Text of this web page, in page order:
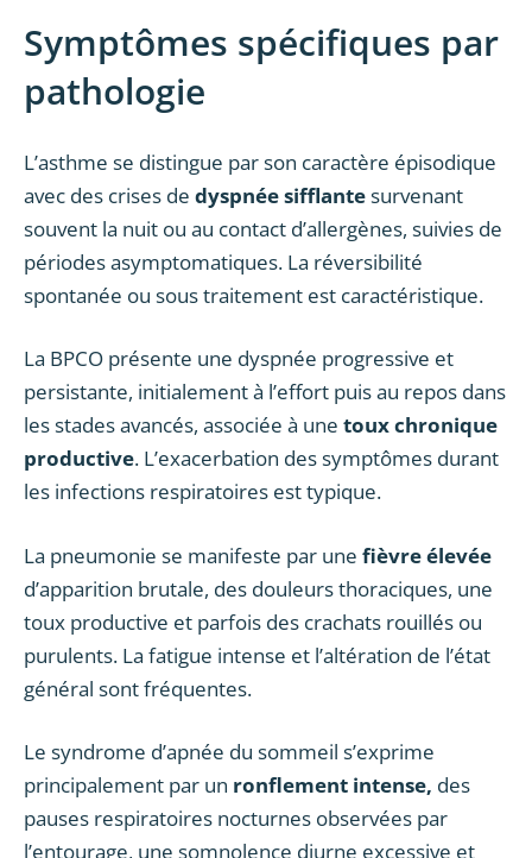
Symptômes spécifiques par
pathologie
L’asthme se distingue par son caractère épisodique
avec des crises de dyspnée sifflantesurvenant
souvent la nuit ou au contact d’allergènes, suivies de
périodes asymptomatiques. La réversibilité
spontanée ou sous traitement est caractéristique.
La BPCO présente une dyspnée progressive et
persistante, initialement à l’effort puis au repos dans
les stades avancés, associée à une toux chronique
productive. L’exacerbation des symptômes durant
les infections respiratoires est typique.
La pneumonie se manifeste par une fièvre élevée
d’apparition brutale, des douleurs thoraciques, une
toux productive et parfois des crachats rouillés ou
purulents. La fatigue intense et l’altération de l’état
général sont fréquentes.
Le syndrome d’apnée du sommeil s’exprime
principalement par un ronflement intense, des
pauses respiratoires nocturnes observées par
l’entourage, une somnolence diurne excessive et